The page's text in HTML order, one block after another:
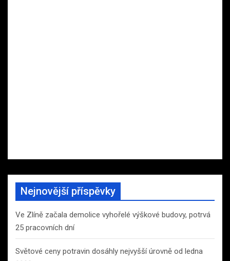
Nejnovější příspěvky
Ve Zlíně začala demolice vyhořelé výškové budovy, potrvá
25 pracovních dní
Světové ceny potravin dosáhly nejvyšší úrovně od ledna